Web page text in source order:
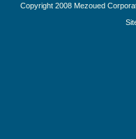
Copyright 2008 Mezoued